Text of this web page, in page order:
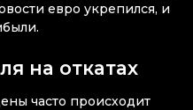
евро укрепился, и
на откатах
часто происходит